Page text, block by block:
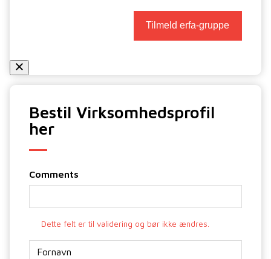
Bestil Virksomhedsprofil
her
Comments
Dette felt er til validering og bør ikke ændres.